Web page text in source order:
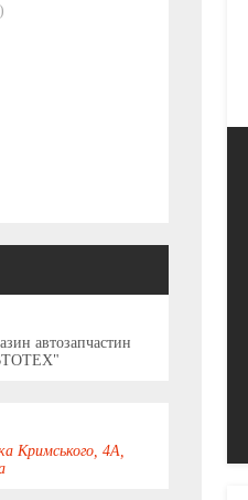
автозапчастин
Кримського, 4А,